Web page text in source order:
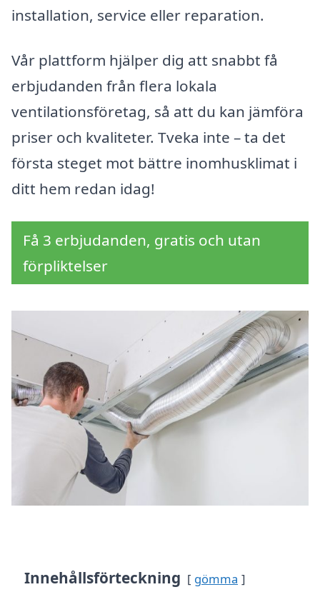
installation, service eller reparation.
Vår plattform hjälper dig att snabbt få
erbjudanden från flera lokala
ventilationsföretag, så att du kan jämföra
priser och kvaliteter. Tveka inte – ta det
första steget mot bättre inomhusklimat i
ditt hem redan idag!
Få 3 erbjudanden, gratis och utan
förpliktelser
Innehållsförteckning gömma